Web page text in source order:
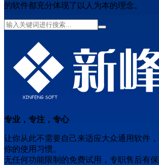
的软件都充分体现了以人为本的理念。
专业，专注，专心
让你从此不需要自己来适应大众通用软件
你的使用习惯。
无任何功能限制的免费试用，专职售后有